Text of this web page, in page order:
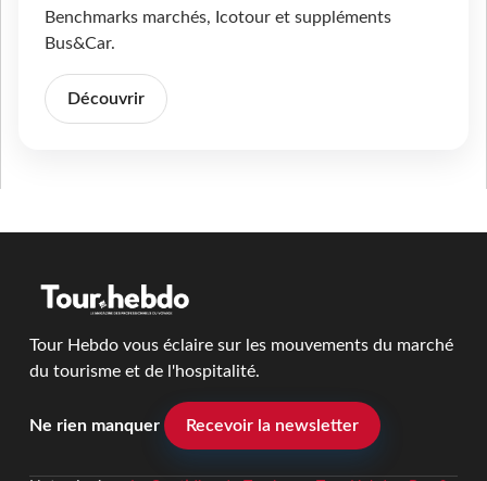
Benchmarks marchés, Icotour et suppléments
Bus&Car.
Découvrir
Tour Hebdo vous éclaire sur les mouvements du marché
du tourisme et de l'hospitalité.
Ne rien manquer Recevoir la newsletter